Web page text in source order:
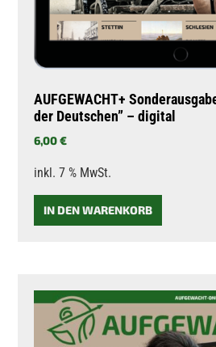
AUFGEWACHT+
der Deutschen” – digital
6,00€
inkl. 7 % MwSt.
IN DEN WARENKORB